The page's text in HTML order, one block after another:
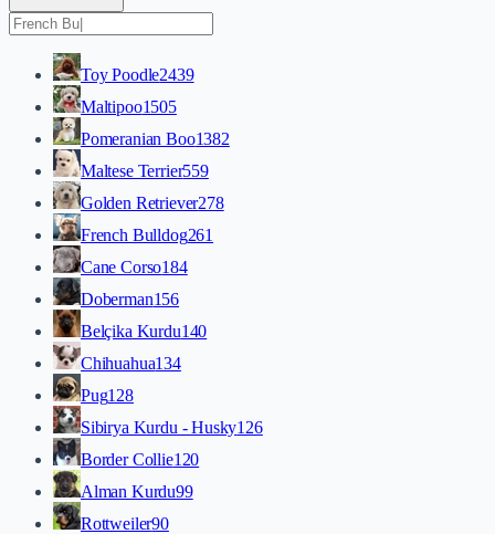
Toy Poodle2439
Maltipoo1505
Pomeranian Boo1382
Maltese Terrier559
Golden Retriever278
French Bulldog261
Cane Corso184
Doberman156
Belçika Kurdu140
Chihuahua134
Pug128
Sibirya Kurdu - Husky126
Border Collie120
Alman Kurdu99
Rottweiler90